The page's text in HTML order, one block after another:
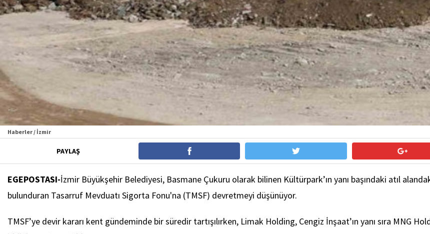
Haberler / İzmir
PAYLAŞ
EGEPOSTASI-İzmir Büyükşehir Belediyesi, Basmane Çukuru olarak bilinen Kültürpark’ın yanı başındaki atıl
bulunduran Tasarruf Mevduatı Sigorta Fonu'na (TMSF) devretmeyi düşünüyor.
TMSF’ye devir kararı kent gündeminde bir süredir tartışılırken, Limak Holding, Cengiz İnşaat’ın yanı sıra MNG